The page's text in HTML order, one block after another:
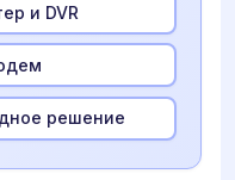
и DVR
решение